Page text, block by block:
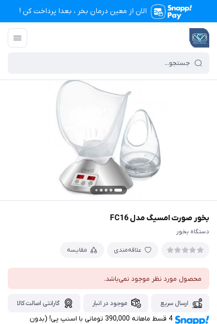
الان از معین درمان بخر ، بعدا پرداخت کن !
تجهیزات پزشکی معین درمان
بخور صورت امسیگ مدل FC16
دستگاه بخور
علاقه‌مندی مقایسه
محصول مورد نظر موجود نمی‌باشد.
ارسال سریع موجود در انبار گارانتی اصالت کالا
4 قسط ماهانه 390,000 تومانی با اسنپ ‌پی! (بدون